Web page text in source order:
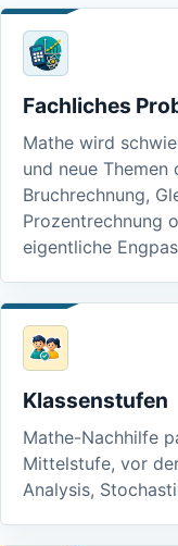
Fachliches
Mathe wird
und neue
Bruchrechnung,
Prozentrechnung
eigentliche
Klassenstufen
Mathe-Nachhilfe
Mittelstufe, vor
Analysis,